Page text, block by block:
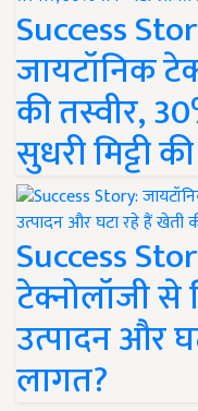
Success
जायटॉनिक
की तस्वीर,
सुधरी मिट्टी
Success
टेक्नोलॉजी
उत्पादन और
लागत?